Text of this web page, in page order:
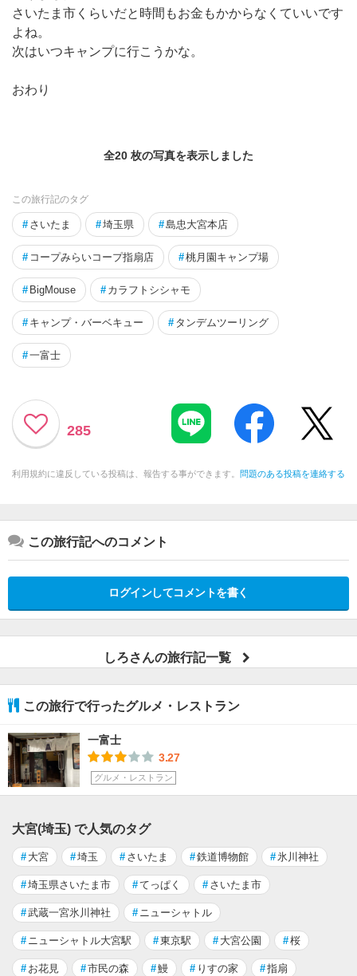
さいたま市くらいだと時間もお金もかからなくていいです
よね。
次はいつキャンプに行こうかな。
おわり
全20 枚の写真を表示しました
この旅行記のタグ
# さいたま #埼玉県 #島忠大宮本店
# コープみらいコープ指扇店 #桃月園キャンプ場
# BigMouse # カラフトシシャモ
# キャンプ・バーベキュー # タンデムツーリング
#一富士
285
利用規約に違反している投稿は、報告する事ができます。 問題のある投稿を連絡する
この旅行記へのコメント
ログインしてコメントを書く
しろさんの旅行記一覧
この旅行で行ったグルメ・レストラン
一富士
3.27
グルメ・レストラン
大宮(埼玉) で人気のタグ
# 大宮 #埼玉 # さいたま #鉄道博物館 # 氷川神社
#埼玉県さいたま市 #てっぱく # さいたま市
#武蔵一宮氷川神社 # ニューシャトル
# ニューシャトル大宮駅 #東京駅 # 大宮公園 #桜
# お花見 #市民の森 #鰻 # りすの家 #指扇